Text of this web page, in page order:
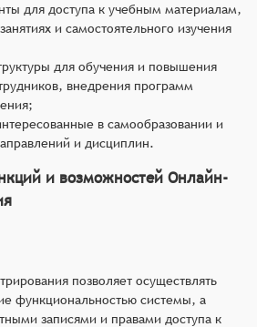
для доступа к учебным материалам,
и самостоятельного изучения
для обучения и повышения
внедрения программ
в самообразовании и
и дисциплин.
и возможностей Онлайн-
позволяет осуществлять
функциональностью системы, а
записями и правами доступа к